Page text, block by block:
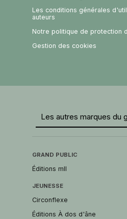
Les conditions générales
auteurs
Notre politique de protection
Gestion des cookies
Les autres marques du
GRAND PUBLIC
Éditions mll
JEUNESSE
Circonflexe
Éditions À dos d'âne